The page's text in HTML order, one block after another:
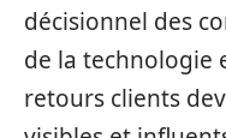
décisionnel des
de la technologie
retours clients